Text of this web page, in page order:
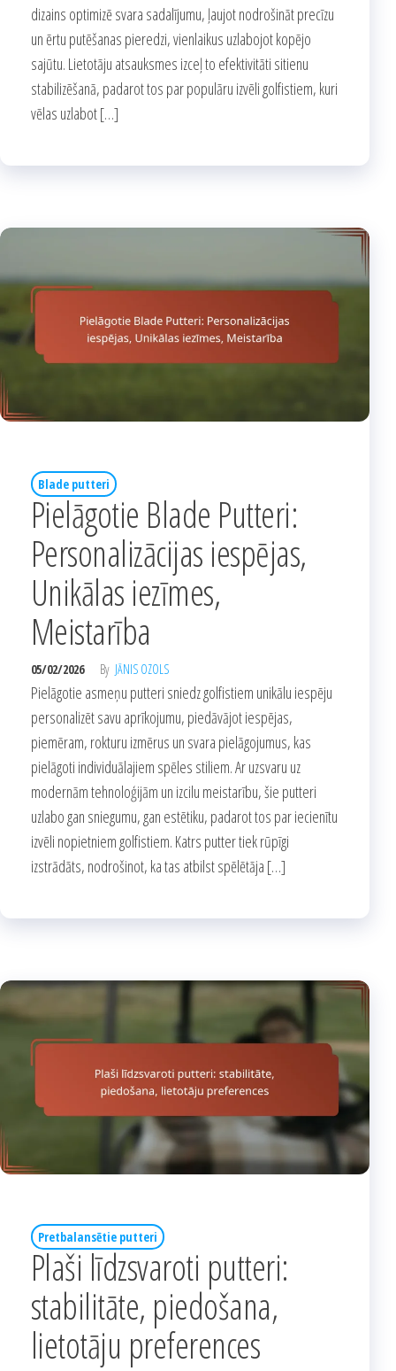
dizains optimizē svara sadalījumu, ļaujot nodrošināt precīzu
un ērtu putēšanas pieredzi, vienlaikus uzlabojot kopējo
sajūtu. Lietotāju atsauksmes izceļ to efektivitāti sitienu
stabilizēšanā, padarot tos par populāru izvēli golfistiem, kuri
vēlas uzlabot […]
Blade putteri
Pielāgotie Blade Putteri:
Personalizācijas iespējas,
Unikālas iezīmes,
Meistarība
05/02/2026 By JĀNIS OZOLS
Pielāgotie asmeņu putteri sniedz golfistiem unikālu iespēju
personalizēt savu aprīkojumu, piedāvājot iespējas,
piemēram, rokturu izmērus un svara pielāgojumus, kas
pielāgoti individuālajiem spēles stiliem. Ar uzsvaru uz
modernām tehnoloģijām un izcilu meistarību, šie putteri
uzlabo gan sniegumu, gan estētiku, padarot tos par iecienītu
izvēli nopietniem golfistiem. Katrs putter tiek rūpīgi
izstrādāts, nodrošinot, ka tas atbilst spēlētāja […]
Pretbalansētie putteri
Plaši līdzsvaroti putteri:
stabilitāte, piedošana,
lietotāju preferences